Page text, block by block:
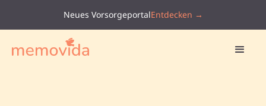
Neues VorsorgeportalEntdecken →